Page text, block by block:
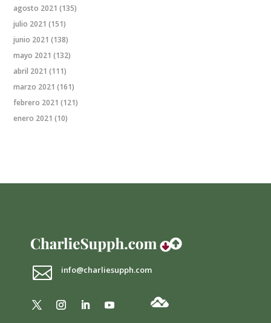
agosto 2021 (135)
julio 2021 (151)
junio 2021 (138)
mayo 2021 (132)
abril 2021 (111)
marzo 2021 (161)
febrero 2021 (121)
enero 2021 (10)
 info@charliesupph.com